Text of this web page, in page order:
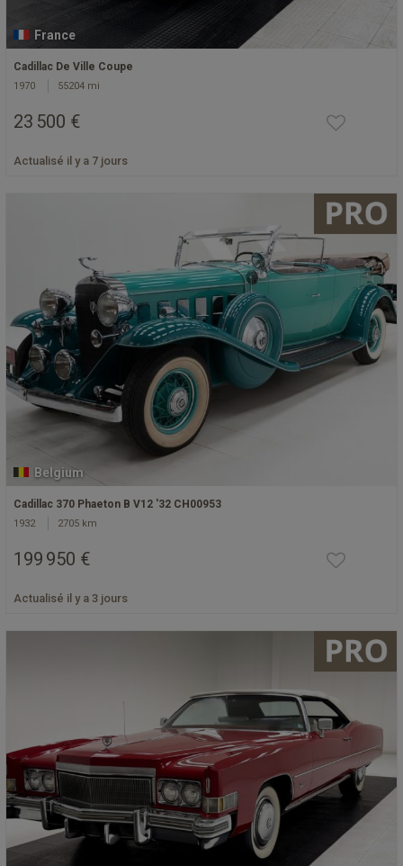
France
Cadillac De Ville Coupe
1970 55204 mi
23 500 €
Actualisé il y a 7 jours
Belgium
Cadillac 370 Phaeton B V12 '32 CH00953
1932 2705 km
199 950 €
Actualisé il y a 3 jours